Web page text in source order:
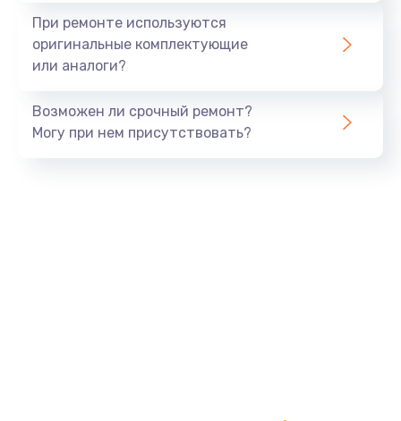
При ремонте используются
оригинальные комплектующие
или аналоги?
Возможен ли срочный ремонт?
Могу при нем присутствовать?